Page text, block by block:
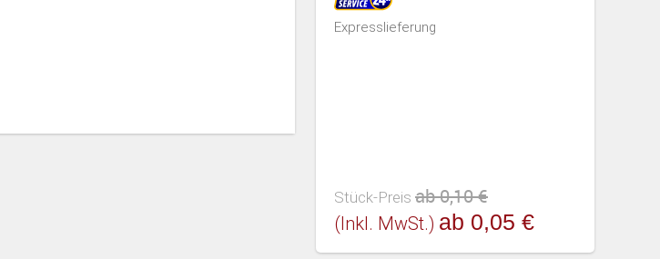
Expresslieferung
Stück-Preis ab 0,10 €
(inkl. MwSt.) ab 0,05 €